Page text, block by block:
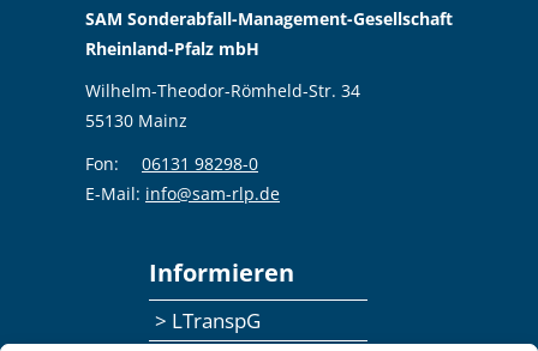
SAM Sonderabfall-Management-Gesellschaft
Rheinland-Pfalz mbH
Wilhelm-Theodor-Römheld-Str. 34
55130 Mainz
Fon:
06131 98298-0
E-Mail: info@sam-rlp.de
Informieren
> LTranspG